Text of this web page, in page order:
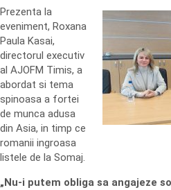
Prezenta la
eveniment, Roxana
Paula Kasai,
directorul executiv
al AJOFM Timis, a
abordat si tema
spinoasa a fortei
de munca adusa
din Asia, in timp ce
romanii ingroasa
listele de la Somaj.
„Nu-i putem obliga sa angajeze